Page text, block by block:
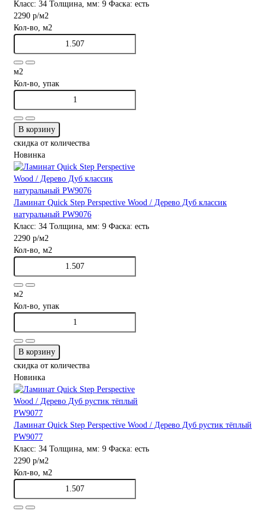
Класс: 34 Толщина, мм: 9 Фаска: есть
2290 р/м2
Кол-во, м2
м2
Кол-во, упак
В корзину
скидка от количества
Новинка
Ламинат Quick Step Perspective Wood / Дерево Дуб классик
натуральный PW9076
Класс: 34 Толщина, мм: 9 Фаска: есть
2290 р/м2
Кол-во, м2
м2
Кол-во, упак
В корзину
скидка от количества
Новинка
Ламинат Quick Step Perspective Wood / Дерево Дуб рустик тёплый
PW9077
Класс: 34 Толщина, мм: 9 Фаска: есть
2290 р/м2
Кол-во, м2